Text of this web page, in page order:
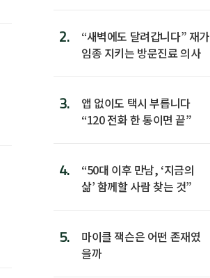
2.
“새벽에도 달려갑니다” 재가
임종 지키는 방문진료 의사
3.
앱 없이도 택시 부릅니다
“120 전화 한 통이면 끝”
4.
“50대 이후 만남, ‘지금의
삶’ 함께할 사람 찾는 것”
5.
마이클 잭슨은 어떤 존재였
을까